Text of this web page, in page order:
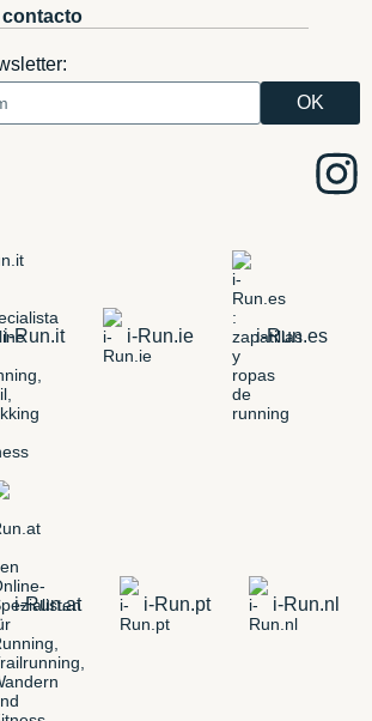
contacto
i-Run.it i-Run.ie i-Run.es
i-Run.at i-Run.pt i-Run.nl